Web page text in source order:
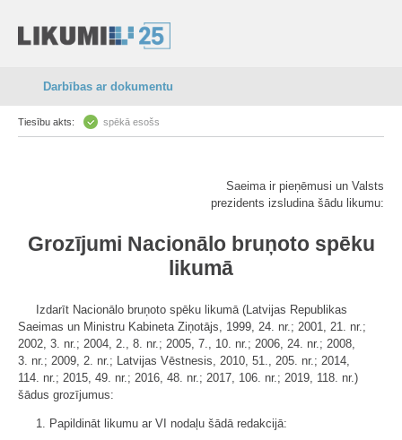
Darbības ar dokumentu
Tiesību akts: spēkā esošs
Saeima ir pieņēmusi un Valsts
prezidents izsludina šādu likumu:
Grozījumi Nacionālo bruņoto spēku
likumā
Izdarīt Nacionālo bruņoto spēku likumā (Latvijas Republikas
Saeimas un Ministru Kabineta Ziņotājs, 1999, 24. nr.; 2001, 21. nr.;
2002, 3. nr.; 2004, 2., 8. nr.; 2005, 7., 10. nr.; 2006, 24. nr.; 2008,
3. nr.; 2009, 2. nr.; Latvijas Vēstnesis, 2010, 51., 205. nr.; 2014,
114. nr.; 2015, 49. nr.; 2016, 48. nr.; 2017, 106. nr.; 2019, 118. nr.)
šādus grozījumus:
1. Papildināt likumu ar VI nodaļu šādā redakcijā: